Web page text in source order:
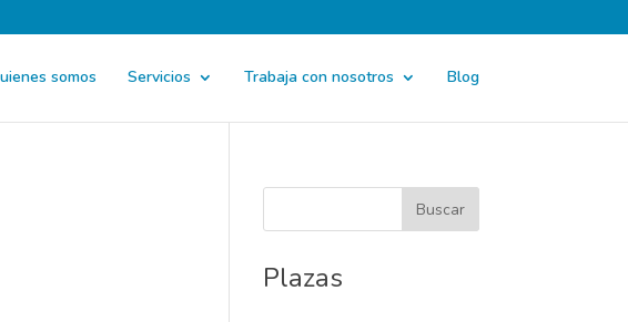
somos Servicios Trabaja con nosotros Blog
Plazas